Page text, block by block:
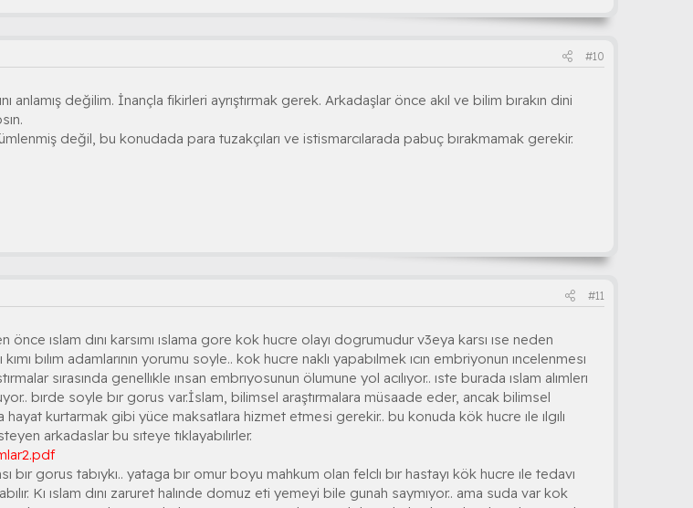
#10
anlamış değilim. İnançla fikirleri ayrıştırmak gerek. Arkadaşlar önce akıl ve bilim bırakın dini
değil, bu konudada para tuzakçıları ve istismarcılarada pabuç bırakmamak gerekir.
#11
ıslam dını karsımı ıslama gore kok hucre olayı dogrumudur v3eya karsı ıse neden
kımı bılım adamlarının yorumu soyle.. kok hucre naklı yapabılmek ıcın embriyonun ıncelenmesı
sırasında genellıkle ınsan embrıyosunun ölumune yol acılıyor.. ıste burada ıslam alımlerı
bırde soyle bır gorus var.İslam, bilimsel araştırmalara müsaade eder, ancak bilimsel
hayat kurtarmak gibi yüce maksatlara hizmet etmesi gerekir.. bu konuda kök hucre ıle ılgılı
arkadaslar bu sıteye tıklayabılırler.
bır gorus tabıykı.. yataga bır omur boyu mahkum olan felclı bır hastayı kök hucre ıle tedavı
Kı ıslam dını zaruret halınde domuz eti yemeyi bile gunah saymıyor.. ama suda var kok